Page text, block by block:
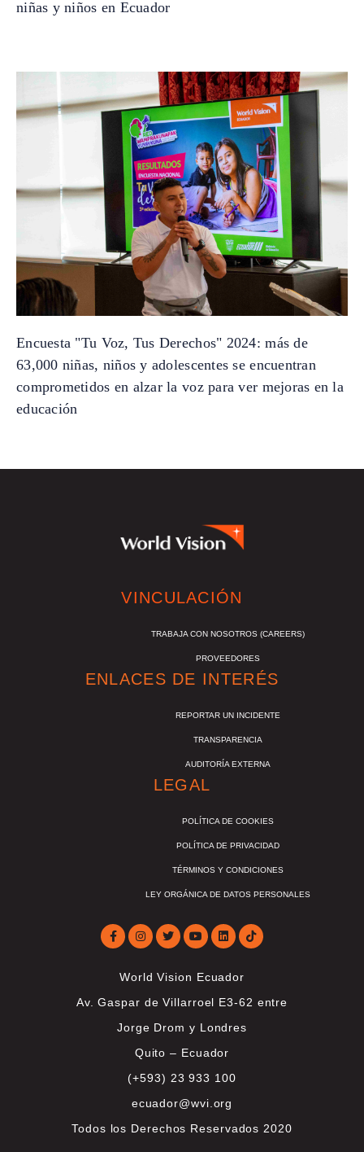
niñas y niños en Ecuador
Encuesta "Tu Voz, Tus Derechos" 2024: más de
63,000 niñas, niños y adolescentes se encuentran
comprometidos en alzar la voz para ver mejoras en la
educación
VINCULACIÓN
TRABAJA CON NOSOTROS (CAREERS)
PROVEEDORES
ENLACES DE INTERÉS
REPORTAR UN INCIDENTE
TRANSPARENCIA
AUDITORÍA EXTERNA
LEGAL
POLÍTICA DE COOKIES
POLÍTICA DE PRIVACIDAD
TÉRMINOS Y CONDICIONES
LEY ORGÁNICA DE DATOS PERSONALES
World Vision Ecuador
Av. Gaspar de Villarroel E3-62 entre
Jorge Drom y Londres
Quito – Ecuador
(+593) 23 933 100
ecuador@wvi.org
Todos los Derechos Reservados 2020